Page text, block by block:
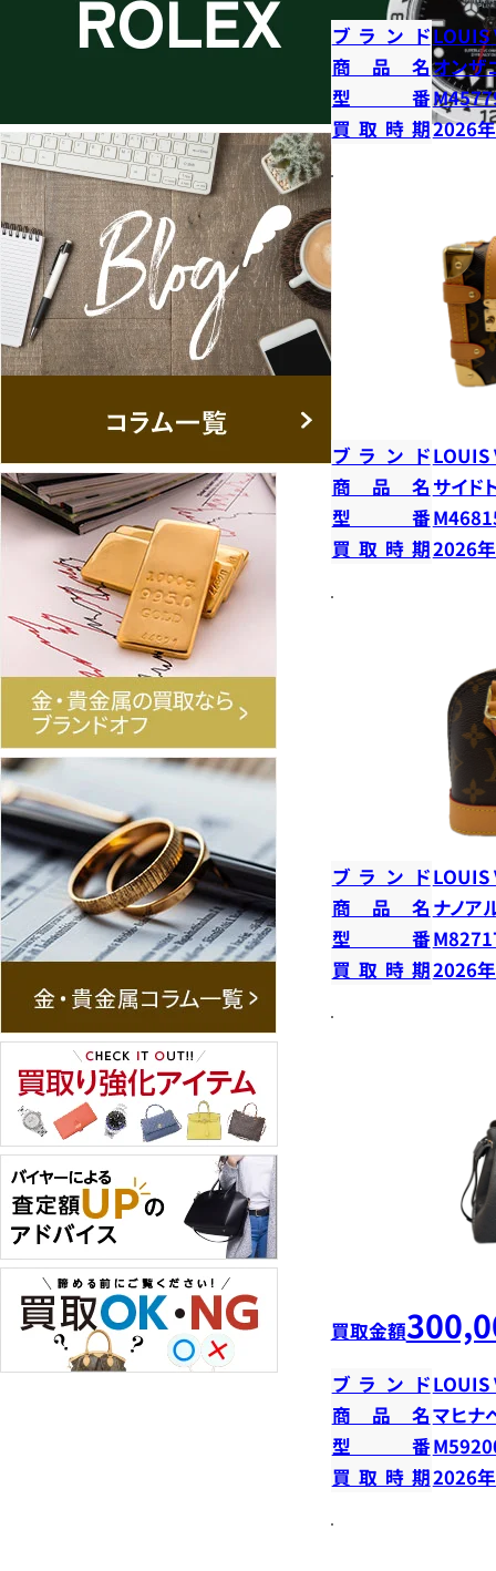
ブランドLOUIS
商品名オンザ
型番
買取時期2026
ブランドLOUIS
商品名 サイド
型番
買取時期2026
ブランドLOUIS
商品名 ナノア
型番
買取時期2026
買取金額
ブランドLOUIS
商品名マヒナ
型番
買取時期2026